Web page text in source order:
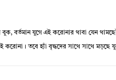
বুক, বর্তমান যুগে এই করোনার থাবা যেন
করোনা। তবে হ্যাঁ বৃদ্ধদের সাথে সাথে